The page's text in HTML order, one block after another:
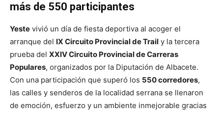
más de 550 participantes
Yeste vivió un día de fiesta deportiva al acoger el
arranque del IX Circuito Provincial de Trail y la tercera
prueba del XXIV Circuito Provincial de Carreras
Populares, organizados por la Diputación de Albacete.
Con una participación que superó los 550 corredores,
las calles y senderos de la localidad serrana se llenaron
de emoción, esfuerzo y un ambiente inmejorable gracias